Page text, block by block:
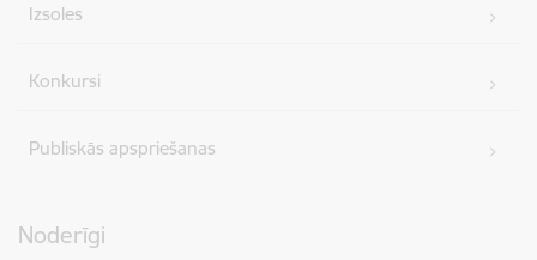
Izsoles
Konkursi
Publiskās apspriešanas
Noderīgi